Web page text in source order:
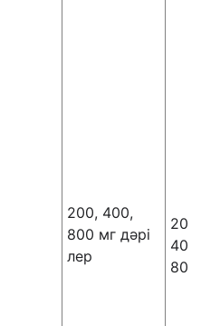
200, 400,
800 мг дәрі
лер
200
400
800